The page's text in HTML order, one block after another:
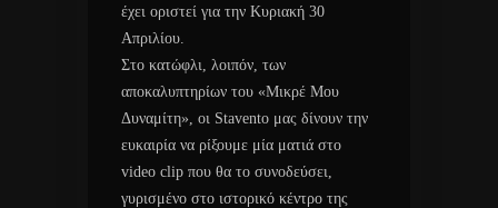
έχει οριστεί για την Κυριακή 30
Απριλίου.
Στο κατώφλι, λοιπόν, των
αποκαλυπτηρίων του «Μικρέ Μου
Δυναμίτη», οι Stavento μας δίνουν την
ευκαιρία να ρίξουμε μία ματιά στο
video clip που θα το συνοδεύσει,
γυρισμένο στο ιστορικό κέντρο της